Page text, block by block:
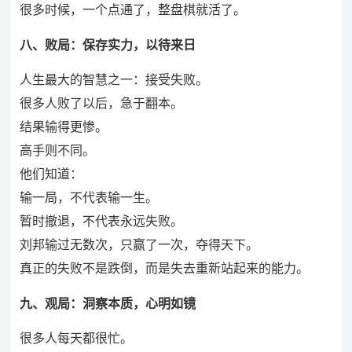
很多时候，一个点通了，整盘棋就活了。
八、败局：保存实力，以待来日
人生最大的智慧之一：接受失败。
很多人败了以后，急于翻本。
结果输得更惨。
高手则不同。
他们知道：
输一局，不代表输一生。
暂时撤退，不代表永远失败。
刘邦输过无数次，只赢了一次，夺得天下。
真正的失败不是跌倒，而是失去重新站起来的能力。
九、观局：洞察本质，心明如镜
很多人每天都很忙。